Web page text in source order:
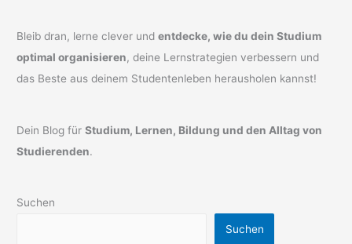
Bleib dran, lerne clever undentdecke, wie du dein Studium
optimal organisieren, deine Lernstrategien verbessern und
das Beste aus deinem Studentenleben herausholen kannst!
Dein Blog fürStudium, Lernen, Bildung und den Alltag von
Studierenden.
Suchen
Suchen